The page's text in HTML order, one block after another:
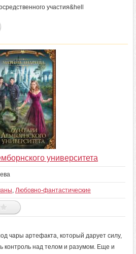
участия&hell
университета
, Любовно-фантастические
чары артефакта, который дарует силу,
контроль над телом и разумом. Еще и